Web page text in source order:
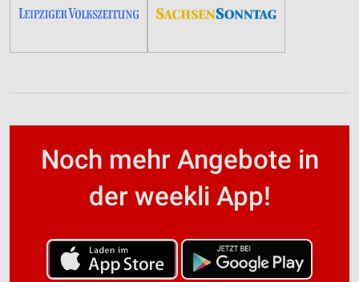
Noch mehr Angebote in
der weekli App!